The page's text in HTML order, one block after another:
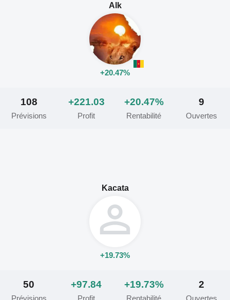
Alk
+20.47%
108
Prévisions
+221.03
Profit
+20.47%
Rentabilité
9
Ouvertes
Kacata
+19.73%
50
Prévisions
+97.84
Profit
+19.73%
Rentabilité
2
Ouvertes